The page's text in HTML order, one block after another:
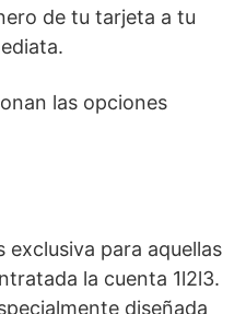
de tu tarjeta a tu
las opciones
para aquellas
la cuenta 1l2l3.
diseñada